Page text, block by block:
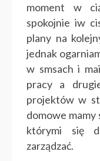
moment w
spokojnie iw
plany na
jednak
w smsach i
pracy a
projektów w
domowe mamy
którymi się
zarządzać.